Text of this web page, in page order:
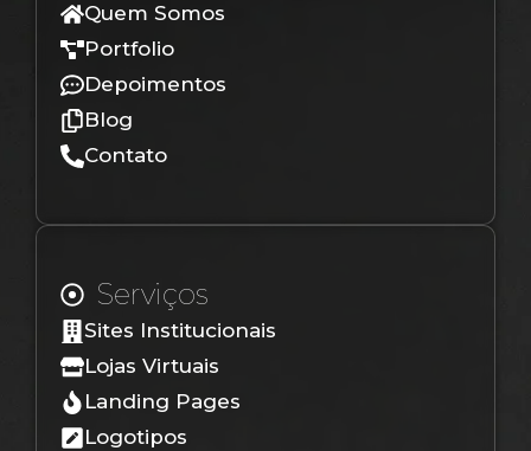
Quem Somos
Portfolio
Depoimentos
Blog
Contato
Serviços
Sites Institucionais
Lojas Virtuais
Landing Pages
Logotipos